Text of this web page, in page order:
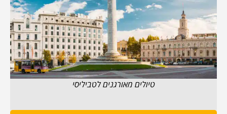
טיולים מאורגנים לטביליסי